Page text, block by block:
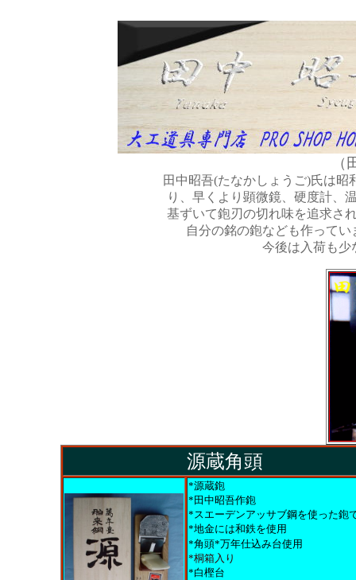
田中昭吾(たなかしょうご)氏は
り、早くより顕微鏡、硬度計、
基ずいて鉋刃の切れ味を追求さ
自分の銘の鉋なども作って
今後は入荷も少
源蔵角頭
*源蔵鉋
*田中昭吾作鉋
*スエーデンアッサブ鋼を使った鉋
*地金には和鉄を使用
*角頭*万年仕込み台使用
*桐箱入り
*白樫台